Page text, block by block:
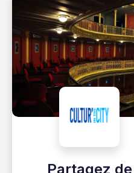
Partagez de